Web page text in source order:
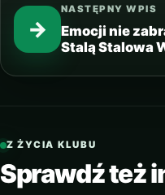
NASTĘPNY WPIS
Emocji nie
Stalą Stalowa
→
Z ŻYCIA KLUBU
Sprawdź też